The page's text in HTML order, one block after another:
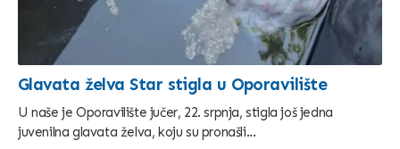
Glavata želva Star stigla u Oporavilište
U naše je Oporavilište jučer, 22. srpnja, stigla još jedna
juvenilna glavata želva, koju su pronašli...